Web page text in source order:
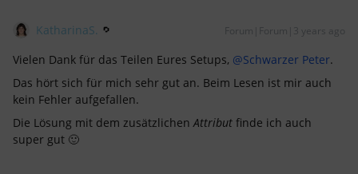
KatharinaS. Forum|Forum|3 years ago
Vielen Dank für das Teilen Eures Setups, @Schwarzer Peter.
Das hört sich für mich sehr gut an. Beim Lesen ist mir auch
kein Fehler aufgefallen.
Die Lösung mit dem zusätzlichenAttribut finde ich auch
super gut 🙂